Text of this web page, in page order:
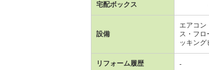
宅配ボックス
設備
エアコン
ス・フ
ッキン
リフォーム履歴 -